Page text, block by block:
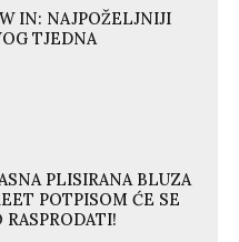
IN: NAJPOŽELJNIJI
TJEDNA
PLISIRANA BLUZA
POTPISOM ĆE SE